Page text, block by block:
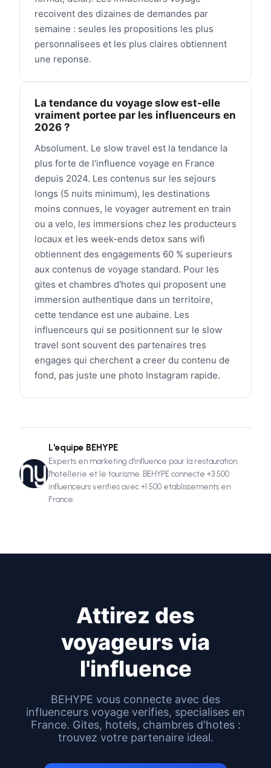
recoivent des dizaines de demandes par
semaine : seules les propositions les plus
personnalisees et les plus claires obtiennent
une reponse.
La tendance du voyage slow est-elle
vraiment portee par les influenceurs en
2026 ?
Absolument. Le slow travel est la tendance la
plus forte de l'influence voyage en France
depuis 2024. Les contenus sur les sejours
longs (5 nuits minimum), les destinations
moins connues, le voyager autrement en train
ou a velo, les immersions chez les producteurs
locaux et les week-ends detox sans wifi
obtiennent des engagements 60 % superieurs
aux contenus de voyage standard. Pour les
gites et chambres d'hotes qui proposent une
immersion authentique dans un territoire,
cette tendance est une aubaine. Les
influenceurs qui se positionnent sur le slow
travel sont souvent des partenaires tres
engages qui cherchent a creer du contenu de
fond, pas juste une photo Instagram rapide.
L'equipe BEHYPE
Experts en marketing d'influence pour la restauration,
l'hotellerie et le tourisme. BEHYPE connecte +3 500
influenceurs verifies avec +1 500 etablissements en
France.
Attirez des
voyageurs via
l'influence
BEHYPE vous connecte avec des
influenceurs voyage verifies, specialises en
France. Gites, hotels, chambres d'hotes :
trouvez votre partenaire ideal.